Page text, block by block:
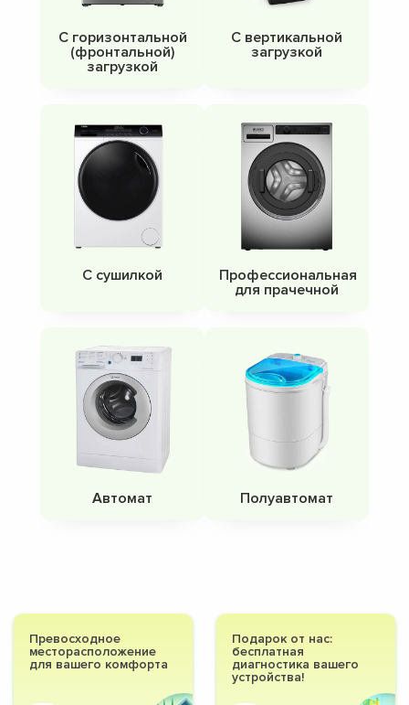
С горизонтальной
(фронтальной)
загрузкой
С вертикальной
загрузкой
С сушилкой
Профессиональная
для прачечной
Автомат Полуавтомат
Превосходное
месторасположение
для вашего комфорта
Подарок от нас:
бесплатная
диагностика вашего
устройства!